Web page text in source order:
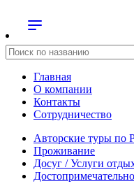
Главная
О компании
Контакты
Сотрудничество
Авторские туры по
Проживание
Досуг / Услуги